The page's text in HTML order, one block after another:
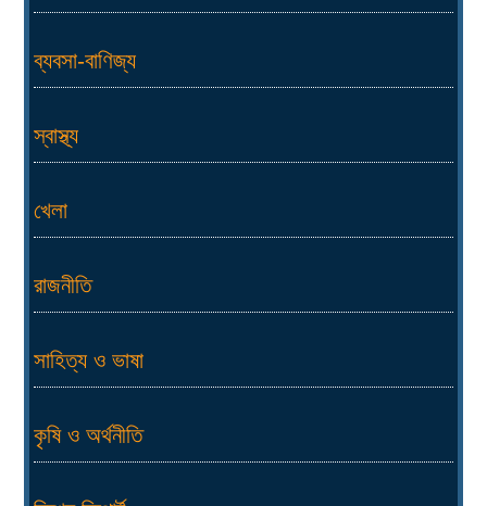
ব্যবসা-বাণিজ্য
স্বাস্থ্য
খেলা
রাজনীতি
সাহিত্য ও ভাষা
কৃষি ও অর্থনীতি